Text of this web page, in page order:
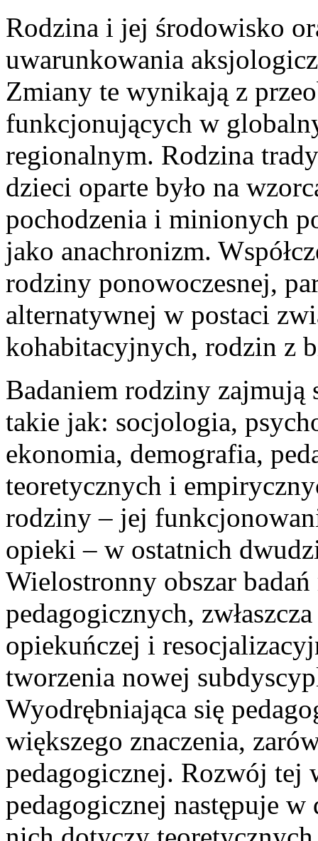
Rodzina i jej środowisko
uwarunkowania
Zmiany te wynikają z
funkcjonujących w
regionalnym. Rodzina
dzieci oparte było na
pochodzenia i minionych
jako anachronizm.
rodziny ponowoczesnej,
alternatywnej w postaci
kohabitacyjnych, rodzin z
Badaniem rodziny
takie jak: socjologia,
ekonomia, demografia,
teoretycznych i
rodziny – jej
opieki – w ostatnich
Wielostronny obszar
pedagogicznych,
opiekuńczej i
tworzenia nowej
Wyodrębniająca się
większego znaczenia,
pedagogicznej. Rozwój tej
pedagogicznej następuje